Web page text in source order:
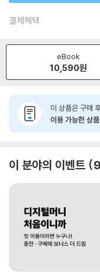
결제혜택
eBook
10,590원
이 상품은 구매
이용 가능한 상품
이 분야의 이벤트 9